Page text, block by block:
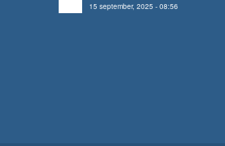
15 september, 2025 - 08:56